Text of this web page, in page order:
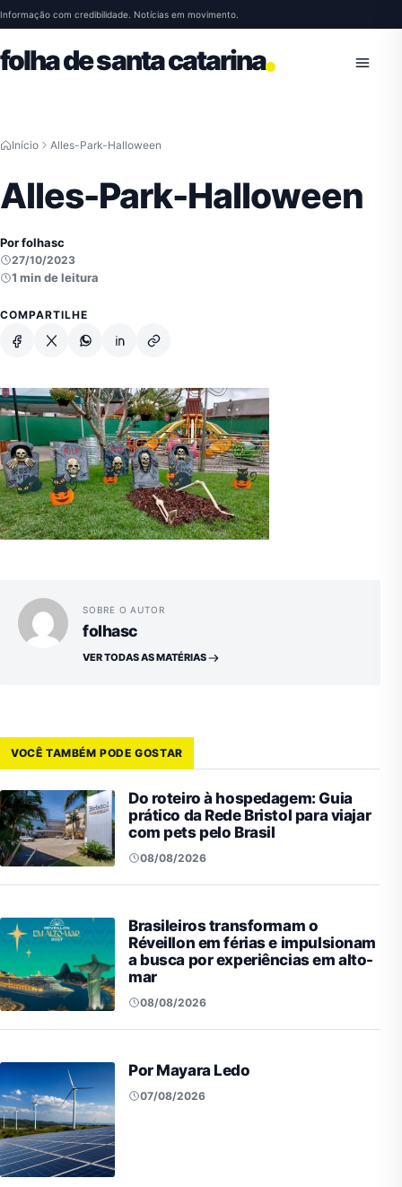
Pular para o conteúdo
Informação com credibilidade. Notícias em movimento.
folha de santa catarina Abrir
Início Alles-Park-Halloween
Alles-Park-Halloween
Por folhasc
27/10/2023
1 min de leitura
COMPARTILHE
Facebook WhatsappLinkedinCopiar link
SOBRE O AUTOR
folhasc
VER TODAS AS MATÉRIAS
VOCÊ TAMBÉM PODE GOSTAR
Do roteiro à hospedagem: Guia
prático da Rede Bristol para viajar
com pets pelo Brasil
08/08/2026
Brasileiros transformam o
Réveillon em férias e impulsionam
a busca por experiências em alto-
mar
08/08/2026
Por Mayara Ledo
07/08/2026